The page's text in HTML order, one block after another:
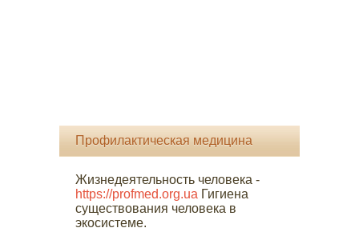
Профилактическая медицина
Жизнедеятельность человека -
https://profmed.org.ua Гигиена
существования человека в
экосистеме.